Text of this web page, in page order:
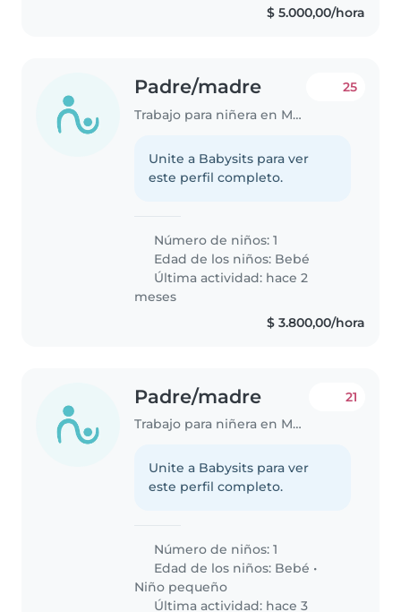
$ 5.000,00/hora
Padre/madre
Trabajo para niñera en Mendoza
25
Unite a Babysits para ver
este perfil completo.
Número de niños: 1
Edad de los niños: Bebé
Última actividad: hace 2
meses
$ 3.800,00/hora
Padre/madre
Trabajo para niñera en Mendoza
21
Unite a Babysits para ver
este perfil completo.
Número de niños: 1
Edad de los niños: Bebé •
Niño pequeño
Última actividad: hace 3